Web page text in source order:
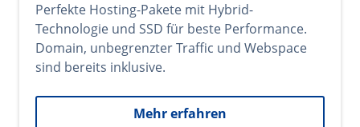
Perfekte Hosting-Pakete mit Hybrid-
Technologie und SSD für beste Performance.
Domain, unbegrenzter Traffic und Webspace
sind bereits inklusive.
Mehr erfahren